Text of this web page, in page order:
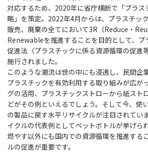
対応するため、2020年に省庁横断で「プラス
略」を策定。2022年4月からは、プラスチッ
販売、廃棄の全てにおいて3R（Reduce・
Renewableを推進することを目的として、プ
促進法（プラスチックに係る資源循環の促進
施行されました。
このような潮流は世の中にも浸透し、民間企
プラスチックを有効利用する取り組みが広が
グの活用、プラスチックストローから紙スト
どがその例といえるでしょう。そして今、使
の製品に戻す水平リサイクルが注目されてい
イクルの代表例としてペットボトルが挙げられ
燃やす以外にも国内での資源循環を推進する
ルの促進が重要です。